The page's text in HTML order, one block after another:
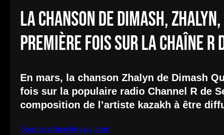
La chanson de Dimash,
première fois sur la chaîne R
En mars, la chanson Zhalyn de Dimash
fois sur la populaire radio Channel R de
composition de l’artiste kazakh à être
Source dimashnews.com